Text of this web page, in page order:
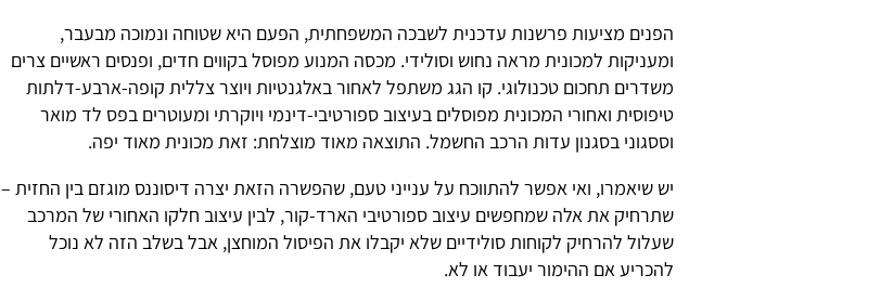
הפנים מציעות פרשנות עדכנית לשבכה המשפחתית, הפעם היא שטוחה ונמוכה מבעבר,
ומעניקות למכונית מראה נחוש וסולידי. מכסה המנוע מפוסל בקווים חדים, ופנסים ראשיים צרים
משדרים תחכום טכנולוגי. קו הגג משתפל לאחור באלגנטיות ויוצר צללית קופה-ארבע-דלתות
טיפוסית ואחורי המכונית מפוסלים בעיצוב ספורטיבי-דינמי ויוקרתי ומעוטרים בפס לד מואר
וססגוני בסגנון עדות הרכב החשמל. התוצאה מאוד מוצלחת: זאת מכונית מאוד יפה.
יש שיאמרו, ואי אפשר להתווכח על ענייני טעם, שהפשרה הזאת יצרה דיסוננס מוגזם בין החזית –
שתרחיק את אלה שמחפשים עיצוב ספורטיבי הארד-קור, לבין עיצוב חלקו האחורי של המרכב
שעלול להרחיק לקוחות סולידיים שלא יקבלו את הפיסול המוחצן, אבל בשלב הזה לא נוכל
להכריע אם ההימור יעבוד או לא.